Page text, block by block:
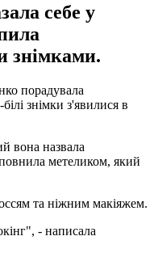
себе у
знімками.
порадувала
знімки з'явилися в
вона назвала
метеликом, який
та ніжним макіяжем.
- написала